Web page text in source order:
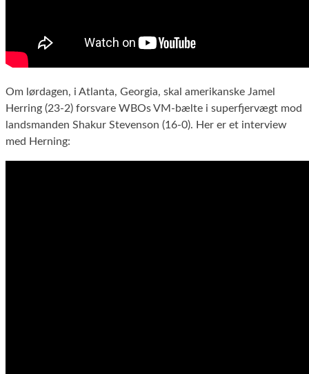
Om lørdagen, i Atlanta, Georgia, skal amerikanske Jamel
Herring (23-2) forsvare WBOs VM-bælte i superfjervægt mod
landsmanden Shakur Stevenson (16-0). Her er et interview
med Herning: